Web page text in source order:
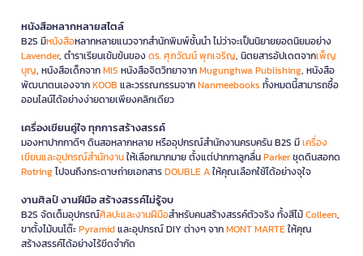
หนังสือหลากหลายสไตล์
B2S มีหนังสือหลากหลายแนวจากสำนักพิมพ์ชั้นนำ ไม่ว่าจะเป็นนิยายยอดนิยมอย่าง
Lavender, ตำราเรียนเข้มข้นของดร. ศุภวัฒน์ พุกเจริญ, นิตยสารอัปเดตจากเพ็ญ
บุญ, หนังสือเด็กจากMIS หนังสือจิตวิทยาจากMugunghwa Publishing, หนังสือ
พัฒนาตนเองจากKOOB และวรรณกรรมจากNanmeebooks ทั้งหมดนี้สามารถซื้อ
ออนไลน์ได้อย่างง่ายดายเพียงคลิกเดียว
เครื่องเขียนคู่ใจ ทุกการสร้างสรรค์
มองหาปากกาดีๆ ดินสอหลากหลาย หรืออุปกรณ์สำนักงานครบครัน B2S มีเครื่อง
เขียนและอุปกรณ์สำนักงานให้เลือกมากมาย ตั้งแต่ปากกาลูกลื่นParkerชุดดินสอกด
Rotringไปจนถึงกระดาษถ่ายเอกสารDOUBLE Aให้คุณเลือกใช้ได้อย่างจุใจ
งานศิลป์ งานฝีมือ สร้างสรรค์ไม่รู้จบ
B2S จัดเต็มอุปกรณ์ศิลปะและงานฝีมือสำหรับคนสร้างสรรค์ตัวจริง ทั้งสีไม้Colleen,
ขาตั้งไม้บนโต๊ะPyramidและอุปกรณ์ DIY ต่างๆ จากMONT MARTEให้คุณ
สร้างสรรค์ได้อย่างไร้ขีดจำกัด